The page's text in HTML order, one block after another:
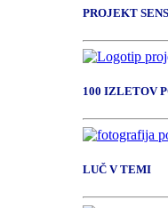
PROJEKT
100 IZLETOV
LUČ V TEMI